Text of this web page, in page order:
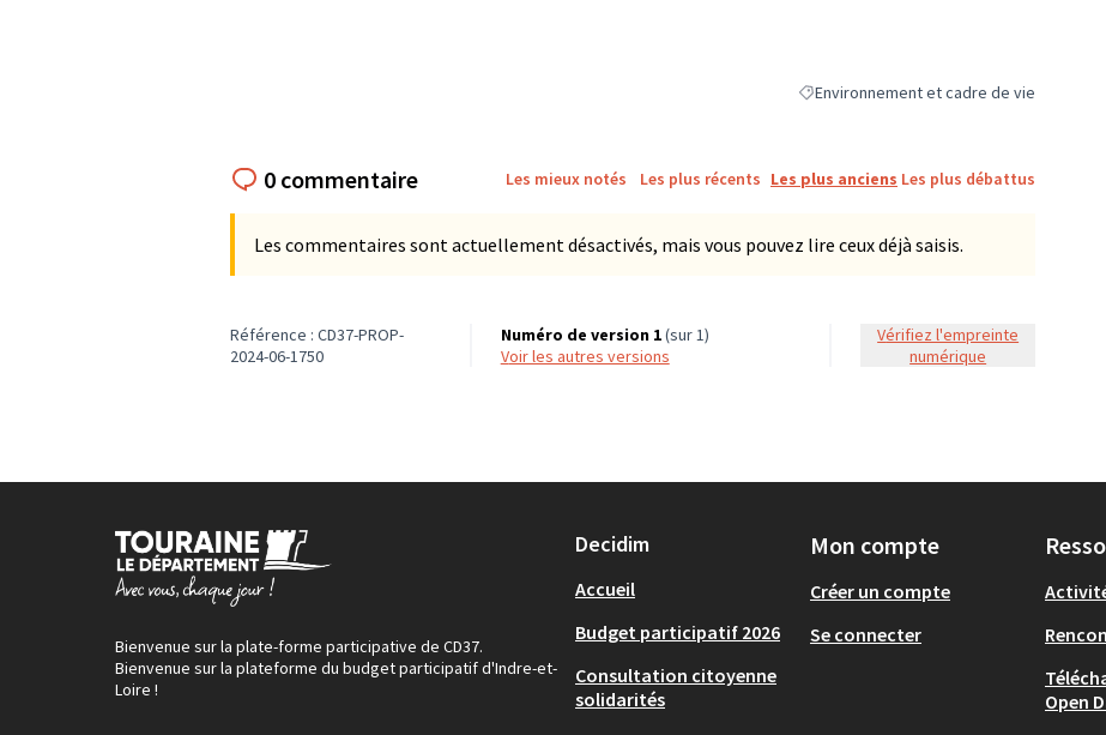
Filtrer les résultats de la catégorie :
Environnement et cadre de vie
0 commentaire Les mieux notés Les plus récents Les plus anciens Les plus débattus
Les commentaires sont actuellement désactivés, mais vous pouvez lire ceux déjà saisis.
Référence : CD37-PROP-
2024-06-1750
Numéro de version 1(sur 1)
voir les autres versions
Vérifiez l'empreinte
numérique
Bienvenue sur la plate-forme participative de CD37.
Bienvenue sur la plateforme du budget participatif d'Indre-et-
Loire !
Decidim
Accueil
Budget participatif 2026
Consultation citoyenne
solidarités
Mon compte
Créer un compte
Se connecter
Open